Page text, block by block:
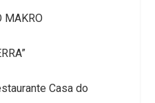
MAKRO
Casa do